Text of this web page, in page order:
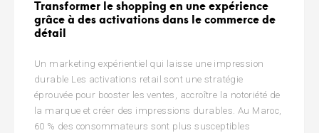
Transformer le shopping en une expérience
grâce à des activations dans le commerce de
détail
Un marketing expérientiel qui laisse une impression
durable Les activations retail sont une stratégie
éprouvée pour booster les ventes, accroître la notoriété de
la marque et créer des impressions durables. Au Maroc,
60 % des consommateurs sont plus susceptibles